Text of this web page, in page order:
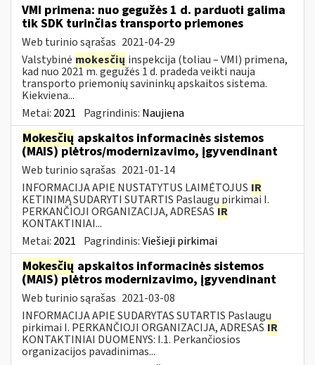
VMI primena: nuo gegužės 1 d. parduoti galima
tik SDK turinčias transporto priemones
Web turinio sąrašas 2021-04-29
Valstybinė mokesčių inspekcija (toliau – VMI) primena,
kad nuo 2021 m. gegužės 1 d. pradeda veikti nauja
transporto priemonių savininkų apskaitos sistema.
Kiekviena...
Metai: 2021 Pagrindinis: Naujiena
Mokesčių apskaitos informacinės sistemos
(MAIS) plėtros/modernizavimo, įgyvendinant
Web turinio sąrašas 2021-01-14
INFORMACIJA APIE NUSTATYTUS LAIMĖTOJUS IR
KETINIMĄ SUDARYTI SUTARTIS Paslaugų pirkimai I.
PERKANČIOJI ORGANIZACIJA, ADRESAS IR
KONTAKTINIAI...
Metai: 2021 Pagrindinis:Viešieji pirkimai
Mokesčių apskaitos informacinės sistemos
(MAIS) plėtros modernizavimo, įgyvendinant
Web turinio sąrašas 2021-03-08
INFORMACIJA APIE SUDARYTAS SUTARTIS Paslaugų
pirkimai I. PERKANČIOJI ORGANIZACIJA, ADRESAS IR
KONTAKTINIAI DUOMENYS: I.1. Perkančiosios
organizacijos pavadinimas...